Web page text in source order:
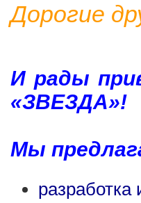
Дорогие
И рады
«ЗВЕЗДА»!
Мы
разработка